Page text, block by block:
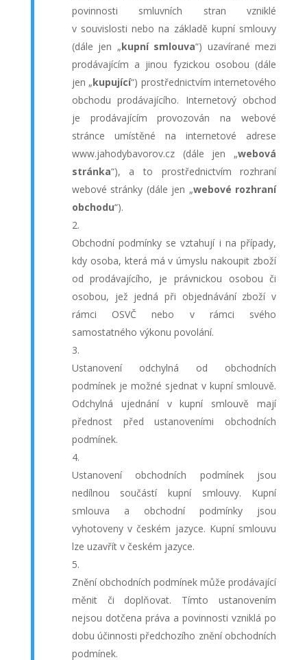
povinnosti smluvních stran vzniklé
v souvislosti nebo na základě kupní smlouvy
(dále jen „kupní smlouva“) uzavírané mezi
prodávajícím a jinou fyzickou osobou (dále
jen „kupující“) prostřednictvím internetového
obchodu prodávajícího. Internetový obchod
je prodávajícím provozován na webové
stránce umístěné na internetové adrese
www.jahodybavorov.cz (dále jen „webová
stránka“), a to prostřednictvím rozhraní
webové stránky (dále jen „webové rozhraní
obchodu“).
Obchodní podmínky se vztahují i na případy,
kdy osoba, která má v úmyslu nakoupit zboží
od prodávajícího, je právnickou osobou či
osobou, jež jedná při objednávání zboží v
rámci OSVČ nebo v rámci svého
samostatného výkonu povolání.
Ustanovení odchylná od obchodních
podmínek je možné sjednat v kupní smlouvě.
Odchylná ujednání v kupní smlouvě mají
přednost před ustanoveními obchodních
podmínek.
Ustanovení obchodních podmínek jsou
nedílnou součástí kupní smlouvy. Kupní
smlouva a obchodní podmínky jsou
vyhotoveny v českém jazyce. Kupní smlouvu
lze uzavřít v českém jazyce.
Znění obchodních podmínek může prodávající
měnit či doplňovat. Tímto ustanovením
nejsou dotčena práva a povinnosti vzniklá po
dobu účinnosti předchozího znění obchodních
podmínek.